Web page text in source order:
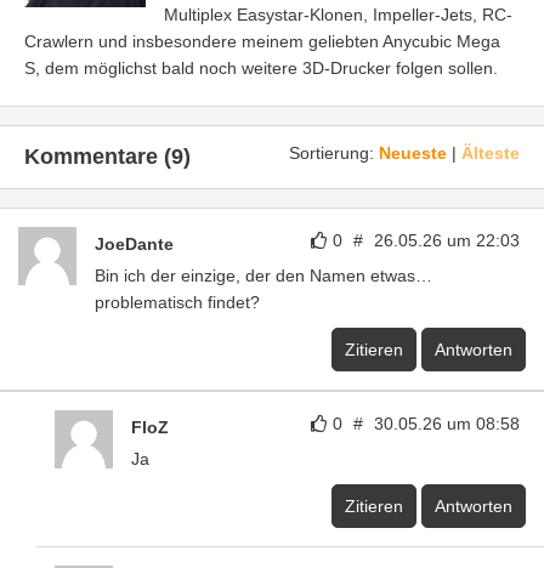
Multiplex Easystar-Klonen, Impeller-Jets, RC-
Crawlern und insbesondere meinem geliebten Anycubic Mega
S, dem möglichst bald noch weitere 3D-Drucker folgen sollen.
Sortierung: Neueste | Älteste
Kommentare (9)
0 # 26.05.26 um 22:03
JoeDante
Bin ich der einzige, der den Namen etwas…
problematisch findet?
Zitieren Antworten
0 # 30.05.26 um 08:58
FloZ
Ja
Zitieren Antworten